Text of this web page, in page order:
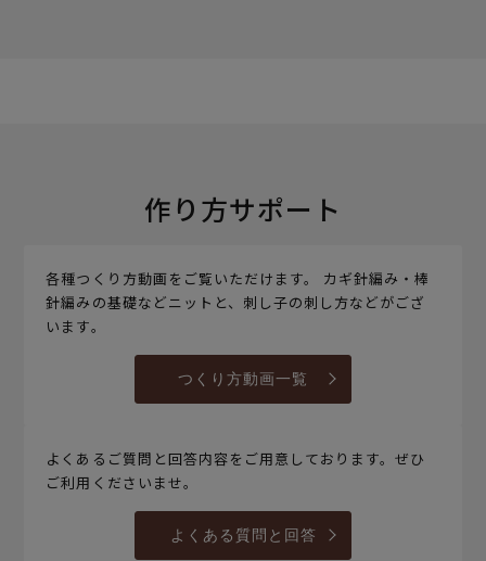
作り方サポート
各種つくり方動画をご覧いただけます。 カギ針編み・棒
針編みの基礎などニットと、刺し子の刺し方などがござ
います。
つくり方動画一覧
よくあるご質問と回答内容をご用意しております。ぜひ
ご利用くださいませ。
よくある質問と回答